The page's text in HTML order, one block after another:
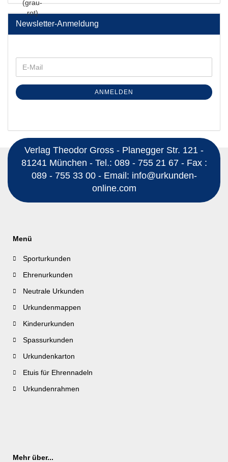
Newsletter-Anmeldung
ANMELDEN
Verlag Theodor Gross - Planegger Str. 121 -
81241 München - Tel.: 089 - 755 21 67 - Fax :
089 - 755 33 00 - Email: info@urkunden-
online.com
Menü
Sporturkunden
Ehrenurkunden
Neutrale Urkunden
Urkundenmappen
Kinderurkunden
Spassurkunden
Urkundenkarton
Etuis für Ehrennadeln
Urkundenrahmen
Mehr über...